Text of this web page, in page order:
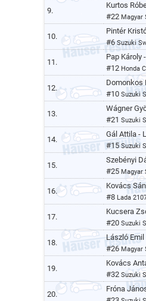
9.
Kurtos
#22 Magyar
10.
Pintér
#6 Suzuki
11.
Pap Károly -
#12 Honda
12.
Domonkos
#10 Suzuki
13.
Wágner
#21 Suzuki
14.
Gál Attila -
#15 Suzuki
15.
Szebényi
#25 Magyar
16.
Kovács
#8 Lada
17.
Kucsera
#20 Suzuki
18.
László Emil
#26 Magyar
19.
Kovács
#32 Suzuki
20.
Fróna